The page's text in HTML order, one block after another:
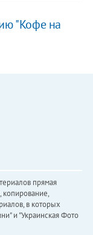
"Кофе на
прямая
копирование,
в которых
и "Украинская Фото